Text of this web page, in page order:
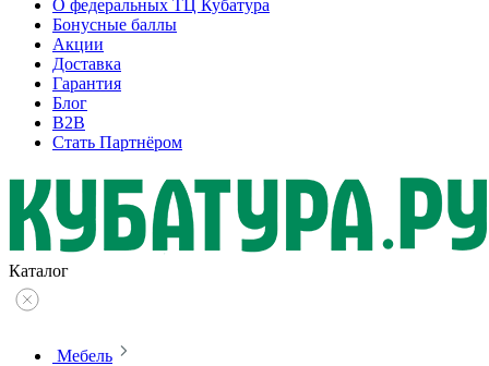
О федеральных ТЦ Кубатура
Бонусные баллы
Акции
Доставка
Гарантия
Блог
B2B
Стать Партнёром
Каталог
Мебель